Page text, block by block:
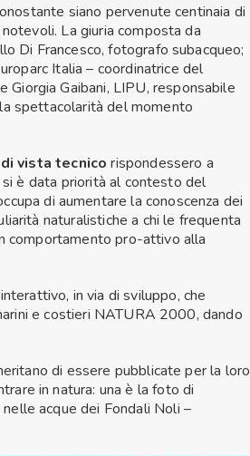
siano pervenute centinaia di
La giuria composta da
Di Francesco, fotografo subacqueo;
Italia – coordinatrice del
Gaibani, LIPU, responsabile
spettacolarità del momento
vista tecnico rispondessero a
si è data priorità al contesto del
di aumentare la conoscenza dei
naturalistiche a chi le frequenta
comportamento pro-attivo alla
in via di sviluppo, che
e costieri NATURA 2000, dando
di essere pubblicate per la loro
in natura: una è la foto di
acque dei Fondali Noli –